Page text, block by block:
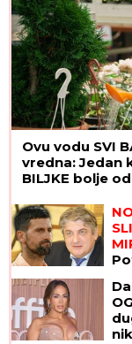
Ovu vodu SVI
vredna: Jedan
BILJKE bolje